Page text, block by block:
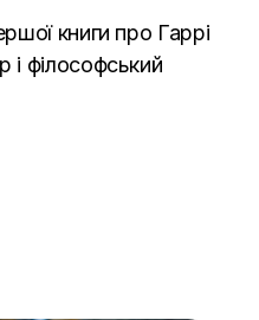
книги про Гаррі
і філософський